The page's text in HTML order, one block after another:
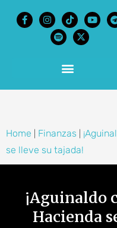
Home Finanzas
se lleve su tajada!
¡Aguinaldo
Hacienda